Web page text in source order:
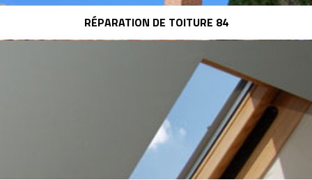
RÉPARATION DE TOITURE 84